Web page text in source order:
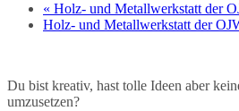
« Holz- und Metallwerkstatt der
Holz- und Metallwerkstatt der
Du bist kreativ, hast tolle Ideen aber
umzusetzen?